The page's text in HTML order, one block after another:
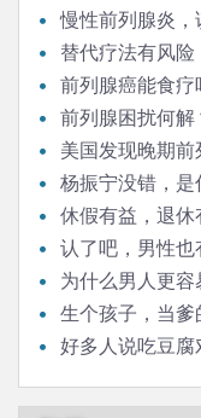
慢性前列腺炎，
替代疗法有风
前列腺癌能食疗
前列腺困扰何解
美国发现晚期
杨振宁没错，
还要结婚
休假有益，退
认了吧，男性也
为什么男人更容
生个孩子，当爹
好多人说吃豆腐